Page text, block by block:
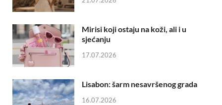
Mirisi koji ostaju na koži, ali i u
sjećanju
17.07.2026
Lisabon: šarm nesavršenog grada
16.07.2026